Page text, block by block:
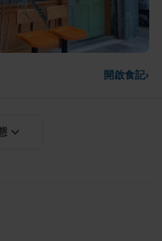
開啟食記›